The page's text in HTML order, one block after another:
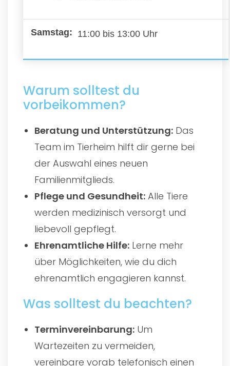
11:00 bis 13:00 Uhr
Warum solltest du
vorbeikommen?
Beratung und Unterstützung: Das
Team im Tierheim hilft dir gerne bei
der Auswahl eines neuen
Familienmitglieds.
Pflege und Gesundheit: Alle Tiere
werden medizinisch versorgt und
liebevoll gepflegt.
Ehrenamtliche Hilfe: Lerne mehr
über Möglichkeiten, wie du dich
ehrenamtlich engagieren kannst.
Was solltest du beachten?
Terminvereinbarung: Um
Wartezeiten zu vermeiden,
vereinbare vorab telefonisch einen